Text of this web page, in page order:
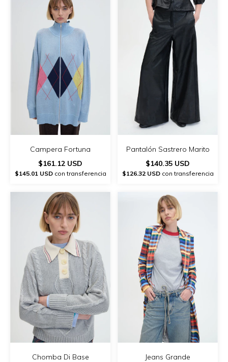
Campera Fortuna
$161.12 USD
$145.01 USDcon transferencia
Pantalón Sastrero Marito
$140.35 USD
$126.32 USDcon transferencia
Chomba Di Base
Jeans Grande